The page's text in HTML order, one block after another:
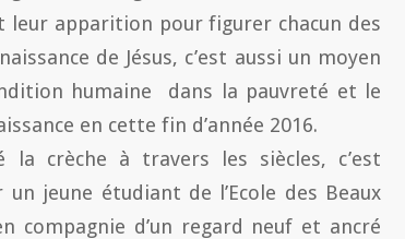
apparition pour figurer chacun des
de Jésus, c’est aussi un moyen
humaine dans la pauvreté et le
en cette fin d’année 2016.
crèche à travers les siècles, c’est
jeune étudiant de l’Ecole des Beaux
d’un regard neuf et ancré